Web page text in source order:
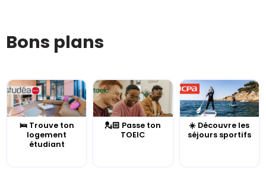
Bons plans
🛌 Trouve ton
logement
étudiant
💂🏻 Passe ton
TOEIC
☀️ Découvre les
séjours sportifs